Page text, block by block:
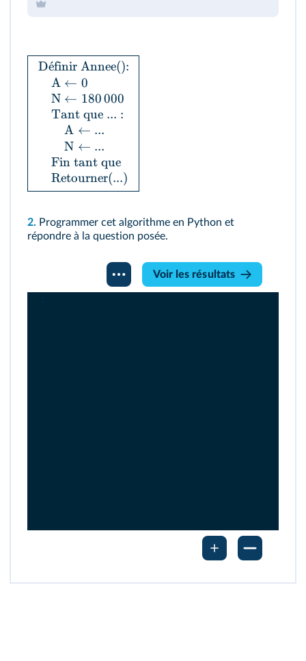
De
ˊfinir Annee():
A ← 0
N ← 180000
Tant que... :
A ← ...
N ← ...
Fin tant que
Retourner(...)
2. Programmer cet algorithme en Python et
répondre à la question posée.
Voir les résultats